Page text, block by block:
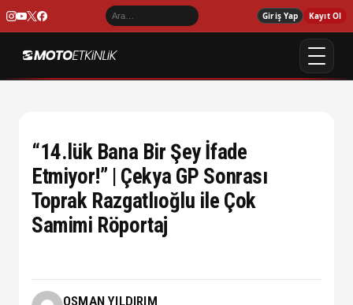
Giriş Yap Kayıt Ol
“14.lük Bana Bir Şey İfade
Etmiyor!” | Çekya GP Sonrası
Toprak Razgatlıoğlu ile Çok
Samimi Röportaj
OSMAN YILDIRIM